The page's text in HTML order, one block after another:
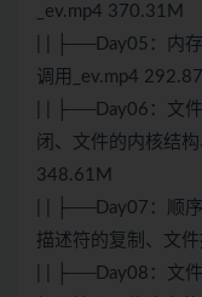
_ev.mp4 370.31M
| | ├──Day05：内
调用_ev.mp4
| | ├──Day06：文
闭、文件的内核结
348.61M
| | ├──Day07：顺
描述符的复制、文
| | ├──Day08：文